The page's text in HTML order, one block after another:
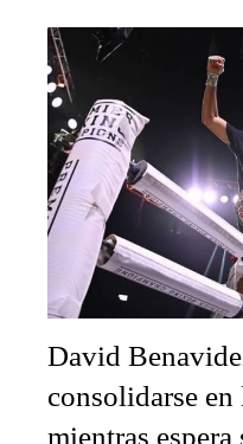
David
consolidarse
mientras